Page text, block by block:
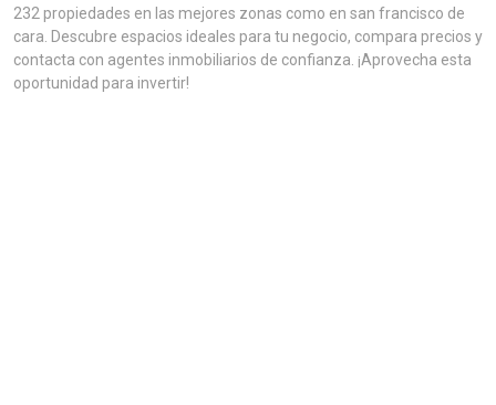
232 propiedades en las mejores zonas como en san francisco de
cara. Descubre espacios ideales para tu negocio, compara precios y
contacta con agentes inmobiliarios de confianza. ¡Aprovecha esta
oportunidad para invertir!